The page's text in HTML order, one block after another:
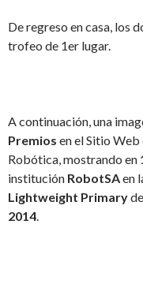
De regreso en casa, los
trofeo de 1er lugar.
A continuación, una
Premios en el Sitio
Robótica, mostrando en
institución RobotSAen
Lightweight Primary
2014.